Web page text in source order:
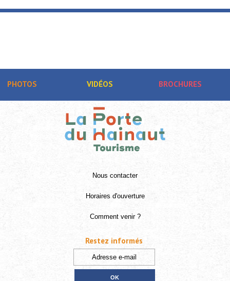
PHOTOS VIDÉOS BROCHURES
Nous contacter
Horaires d'ouverture
Comment venir ?
Restez informés